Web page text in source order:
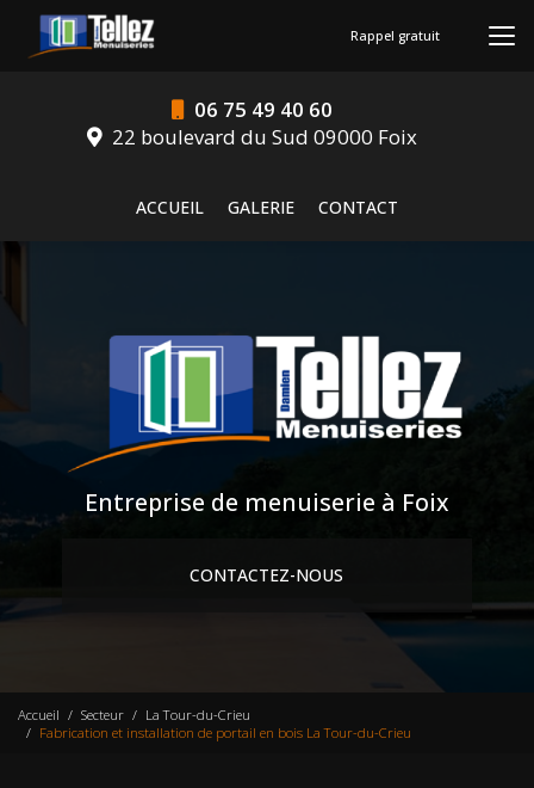
contenu
06 75 49 40 60
22 boulevard du Sud 09000 Foix
ACCUEIL
GALERIE CONTACT
Rappel gratuit
Entreprise de menuiserie à Foix
CONTACTEZ-NOUS
Accueil Secteur
La Tour-du-Crieu
Fabrication et installation de portail en bois La Tour-du-Crieu